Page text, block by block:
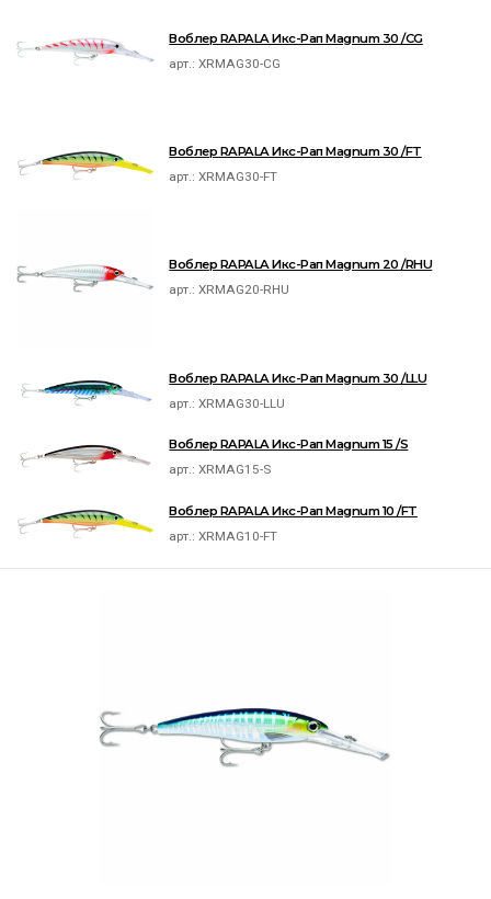
Воблер RAPALA Икс-Рап Magnum 30 /CG
арт.:XRMAG30-CG
Воблер RAPALA Икс-Рап Magnum 30 /FT
арт.:XRMAG30-FT
Воблер RAPALA Икс-Рап Magnum 20 /RHU
арт.:XRMAG20-RHU
Воблер RAPALA Икс-Рап Magnum 30 /LLU
арт.:XRMAG30-LLU
Воблер RAPALA Икс-Рап Magnum 15 /S
арт.:XRMAG15-S
Воблер RAPALA Икс-Рап Magnum 10 /FT
арт.:XRMAG10-FT